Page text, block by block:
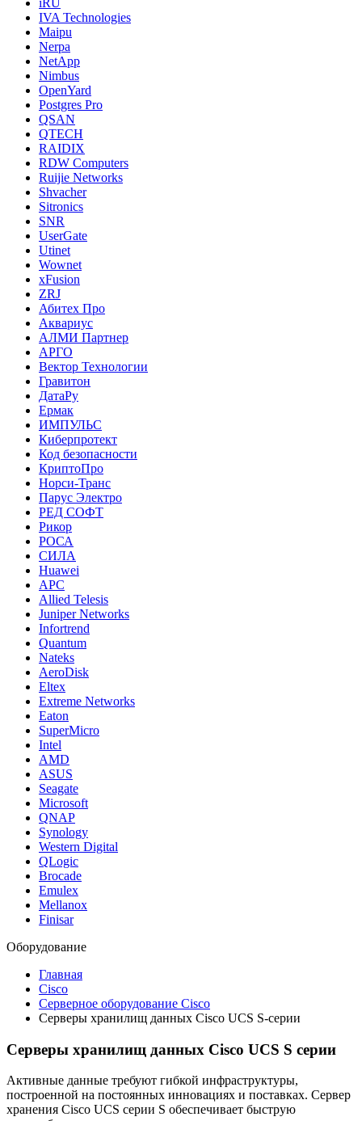
iRU
IVA Technologies
Maipu
Nerpa
NetApp
Nimbus
OpenYard
Postgres Pro
QSAN
QTECH
RAIDIX
RDW Computers
Ruijie Networks
Shvacher
Sitronics
SNR
UserGate
Utinet
Wownet
xFusion
ZRJ
Абитех Про
Аквариус
АЛМИ Партнер
АРГО
Вектор Технологии
Гравитон
ДатаРу
Ермак
ИМПУЛЬС
Киберпротект
Код безопасности
КриптоПро
Норси-Транс
Парус Электро
РЕД СОФТ
Рикор
РОСА
СИЛА
Huawei
APC
Allied Telesis
Juniper Networks
Infortrend
Quantum
Nateks
AeroDisk
Eltex
Extreme Networks
Eaton
SuperMicro
Intel
AMD
ASUS
Seagate
Microsoft
QNAP
Synology
Western Digital
QLogic
Brocade
Emulex
Mellanox
Finisar
Оборудование
Главная
Cisco
Серверное оборудование Cisco
Серверы хранилищ данных Cisco UCS S-серии
Серверы хранилищ данных Cisco UCS S серии
Активные данные требуют гибкой инфраструктуры,
построенной на постоянных инновациях и поставках. Сервер
хранения Cisco UCS серии S обеспечивает быструю